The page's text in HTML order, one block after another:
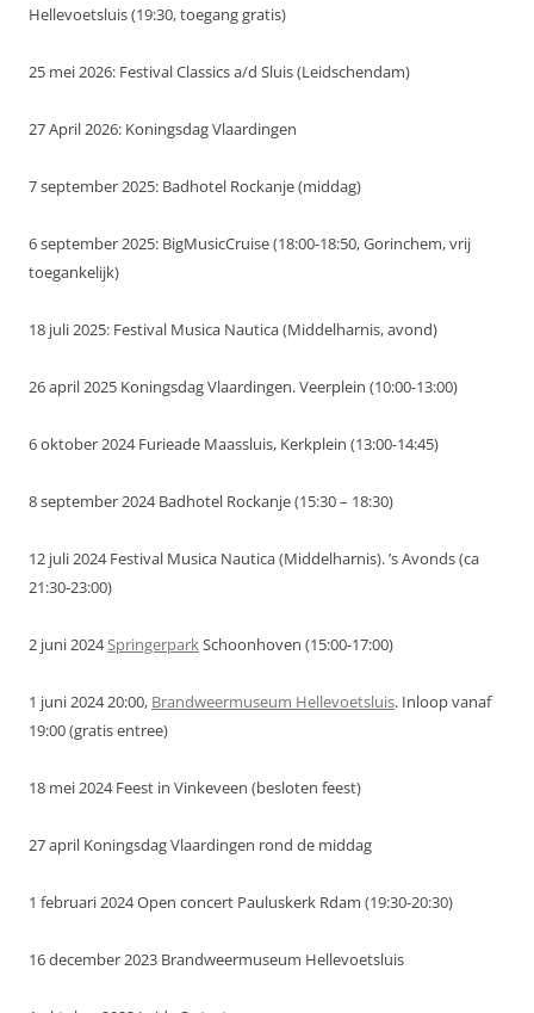
Hellevoetsluis (19:30, toegang gratis)
25 mei 2026: Festival Classics a/d Sluis (Leidschendam)
27 April 2026: Koningsdag Vlaardingen
7 september 2025: Badhotel Rockanje (middag)
6 september 2025: BigMusicCruise (18:00-18:50, Gorinchem, vrij
toegankelijk)
18 juli 2025: Festival Musica Nautica (Middelharnis, avond)
26 april 2025 Koningsdag Vlaardingen. Veerplein (10:00-13:00)
6 oktober 2024 Furieade Maassluis, Kerkplein (13:00-14:45)
8 september 2024 Badhotel Rockanje (15:30 – 18:30)
12 juli 2024 Festival Musica Nautica (Middelharnis). ’s Avonds (ca
21:30-23:00)
2 juni 2024SpringerparkSchoonhoven (15:00-17:00)
1 juni 2024 20:00, Brandweermuseum Hellevoetsluis. Inloop vanaf
19:00 (gratis entree)
18 mei 2024 Feest in Vinkeveen (besloten feest)
27 april Koningsdag Vlaardingen rond de middag
1 februari 2024 Open concert Pauluskerk Rdam (19:30-20:30)
16 december 2023 Brandweermuseum Hellevoetsluis